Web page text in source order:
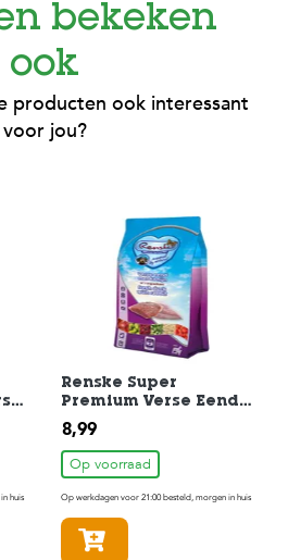
bekeken
ook
producten ook interessant
voor jou?
huis
Renske Super
Premium Verse Eend
Met Konijn
Hondenvoer 600 gr
8,99
Op voorraad
Op werkdagen voor 21:00 besteld, morgen in huis